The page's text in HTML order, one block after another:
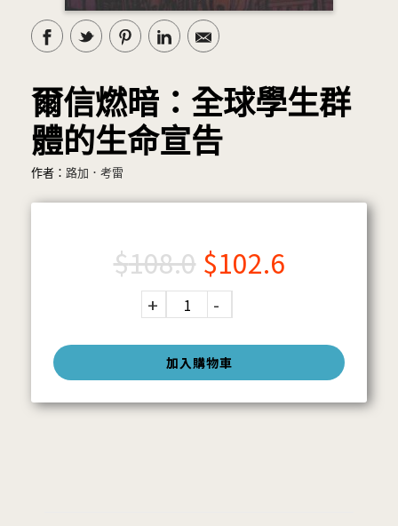
爾信燃暗：全球學生群
體的生命宣告
作者： 路加．考雷
加入購物車
$108.0 $102.6